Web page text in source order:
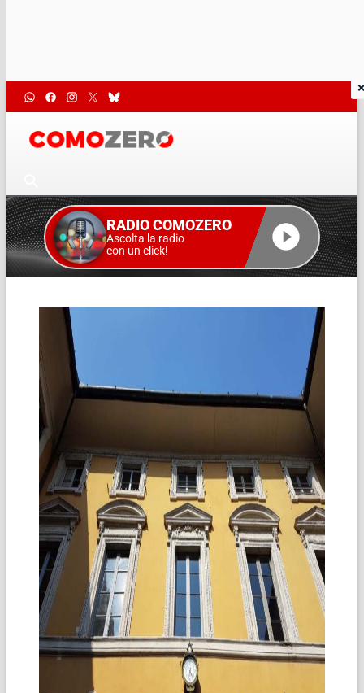
RADIO COMOZERO
Ascolta la radio
con un click!